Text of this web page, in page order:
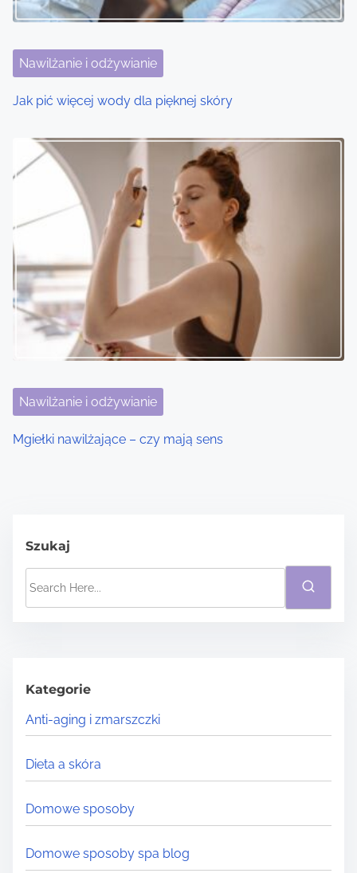
Nawilżanie i odżywianie
Jak pić więcej wody dla pięknej skóry
Nawilżanie i odżywianie
Mgiełki nawilżające – czy mają sens
Szukaj
h
H
e
r
e
.
.
.
Kategorie
Anti-aging i zmarszczki
Dieta a skóra
Domowe sposoby
Domowe sposoby spa blog